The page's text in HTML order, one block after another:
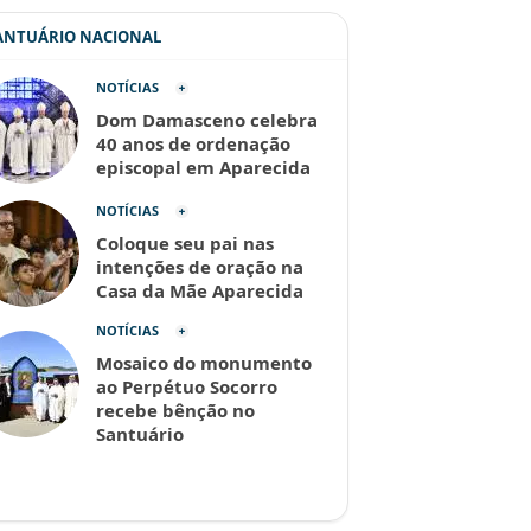
NACIONAL
NOTÍCIAS
Dom Damasceno celebra
40 anos de ordenação
episcopal em Aparecida
NOTÍCIAS
Coloque seu pai nas
intenções de oração na
Casa da Mãe Aparecida
NOTÍCIAS
Mosaico do monumento
ao Perpétuo Socorro
recebe bênção no
Santuário